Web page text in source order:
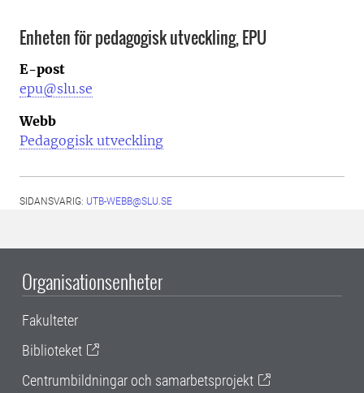
Enheten för pedagogisk utveckling, EPU
E-post
epu@slu.se
Webb
Pedagogisk utveckling
SIDANSVARIG: UTB-WEBB@SLU.SE
Organisationsenheter
Fakulteter
Biblioteket
Centrumbildningar och samarbetsprojekt